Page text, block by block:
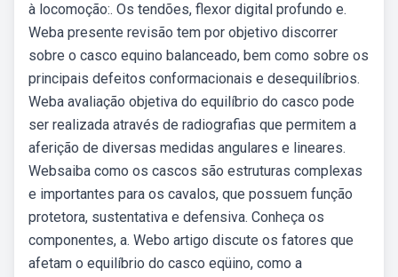
à locomoção:. Os tendões, flexor digital profundo e.
Weba presente revisão tem por objetivo discorrer
sobre o casco equino balanceado, bem como sobre os
principais defeitos conformacionais e desequilíbrios.
Weba avaliação objetiva do equilíbrio do casco pode
ser realizada através de radiografias que permitem a
aferição de diversas medidas angulares e lineares.
Websaiba como os cascos são estruturas complexas
e importantes para os cavalos, que possuem função
protetora, sustentativa e defensiva. Conheça os
componentes, a. Webo artigo discute os fatores que
afetam o equilíbrio do casco eqüino, como a